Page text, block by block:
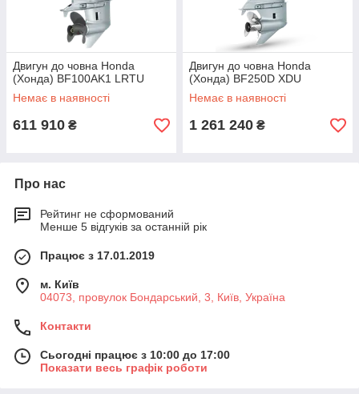
Двигун до човна Honda
(Хонда) BF100AK1 LRTU
Немає в наявності
611 910 ₴
Двигун до човна Honda
(Хонда) BF250D XDU
Немає в наявності
1 261 240 ₴
Про нас
Рейтинг не сформований
Менше 5 відгуків за останній рік
Працює з 17.01.2019
м. Київ
04073, провулок Бондарський, 3, Київ, Україна
Контакти
Сьогодні працює з 10:00 до 17:00
Показати весь графік роботи